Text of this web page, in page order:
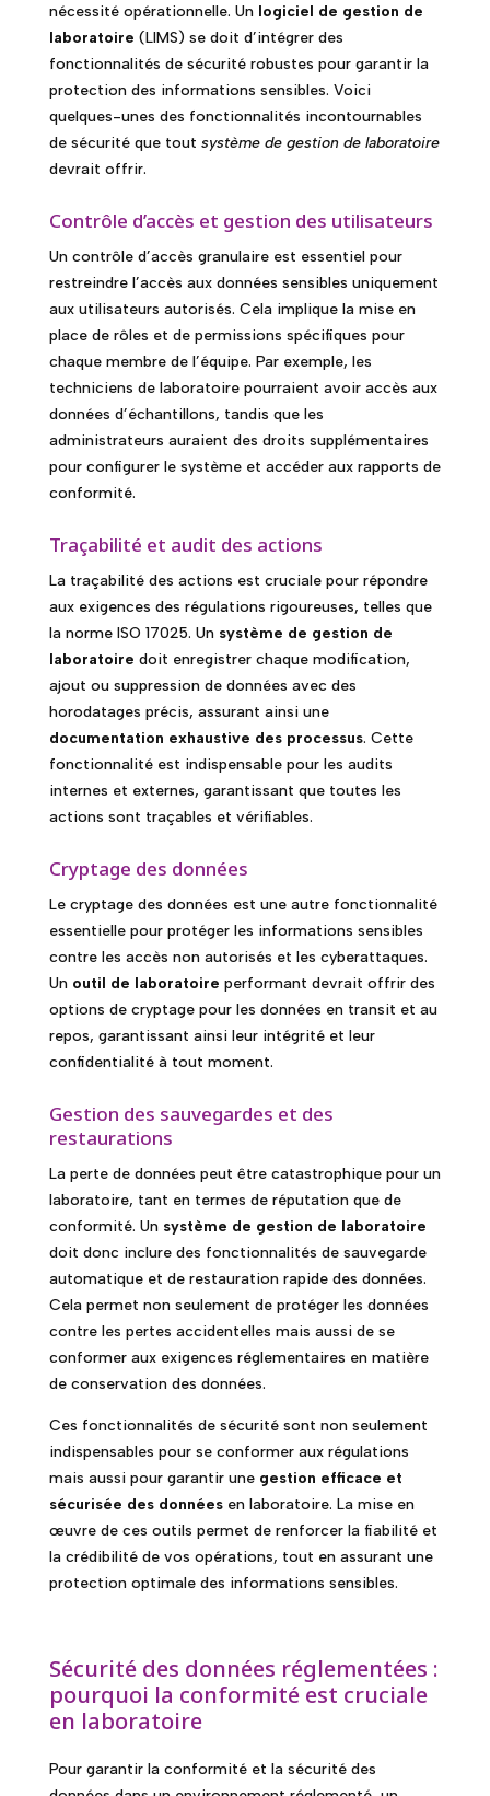
nécessité opérationnelle. Un logiciel de gestion de
laboratoire (LIMS) se doit d’intégrer des
fonctionnalités de sécurité robustes pour garantir la
protection des informations sensibles. Voici
quelques-unes des fonctionnalités incontournables
de sécurité que tout système de gestion de laboratoire
devrait offrir.
Contrôle d’accès et gestion des utilisateurs
Un contrôle d’accès granulaire est essentiel pour
restreindre l’accès aux données sensibles uniquement
aux utilisateurs autorisés. Cela implique la mise en
place de rôles et de permissions spécifiques pour
chaque membre de l’équipe. Par exemple, les
techniciens de laboratoire pourraient avoir accès aux
données d’échantillons, tandis que les
administrateurs auraient des droits supplémentaires
pour configurer le système et accéder aux rapports de
conformité.
Traçabilité et audit des actions
La traçabilité des actions est cruciale pour répondre
aux exigences des régulations rigoureuses, telles que
la norme ISO 17025. Un système de gestion de
laboratoire doit enregistrer chaque modification,
ajout ou suppression de données avec des
horodatages précis, assurant ainsi une
documentation exhaustive des processus. Cette
fonctionnalité est indispensable pour les audits
internes et externes, garantissant que toutes les
actions sont traçables et vérifiables.
Cryptage des données
Le cryptage des données est une autre fonctionnalité
essentielle pour protéger les informations sensibles
contre les accès non autorisés et les cyberattaques.
Un outil de laboratoire performant devrait offrir des
options de cryptage pour les données en transit et au
repos, garantissant ainsi leur intégrité et leur
confidentialité à tout moment.
Gestion des sauvegardes et des
restaurations
La perte de données peut être catastrophique pour un
laboratoire, tant en termes de réputation que de
conformité. Un système de gestion de laboratoire
doit donc inclure des fonctionnalités de sauvegarde
automatique et de restauration rapide des données.
Cela permet non seulement de protéger les données
contre les pertes accidentelles mais aussi de se
conformer aux exigences réglementaires en matière
de conservation des données.
Ces fonctionnalités de sécurité sont non seulement
indispensables pour se conformer aux régulations
mais aussi pour garantir une gestion efficace et
sécurisée des donnéesen laboratoire. La mise en
œuvre de ces outils permet de renforcer la fiabilité et
la crédibilité de vos opérations, tout en assurant une
protection optimale des informations sensibles.
Sécurité des données réglementées :
pourquoi la conformité est cruciale
en laboratoire
Pour garantir la conformité et la sécurité des